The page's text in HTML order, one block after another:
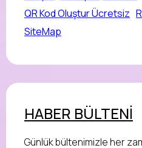
QR Kod Oluştur Ücretsiz
SiteMap
HABER BÜLTENİ
Günlük bültenimizle her